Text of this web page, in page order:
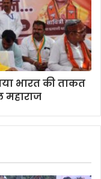
भारत की ताकत
महाराज